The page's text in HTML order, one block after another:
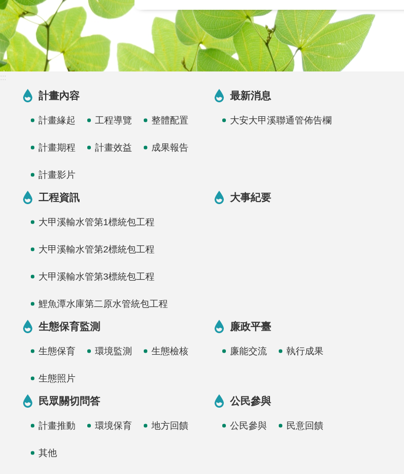
:::
計畫內容
計畫緣起 工程導覽 整體配置
計畫期程 計畫效益 成果報告
計畫影片
最新消息
大安大甲溪聯通管佈告欄
工程資訊
大甲溪輸水管第1標統包工程
大甲溪輸水管第2標統包工程
大甲溪輸水管第3標統包工程
鯉魚潭水庫第二原水管統包工程
大事紀要
生態保育監測
生態保育 環境監測 生態檢核
生態照片
廉政平臺
廉能交流 執行成果
民眾關切問答
計畫推動 環境保育 地方回饋
其他
公民參與
公民參與 民意回饋